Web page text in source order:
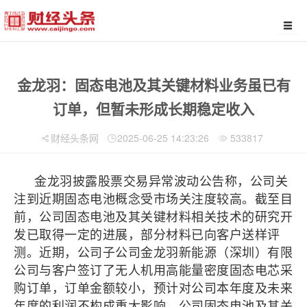
金龙羽：固态电池及其关键材料业务虽已有
订单，但暂未形成长期稳定收入
财经头条网 2025-06-25 14:23:26 533817
金龙羽披露股票交易异常波动公告称，公司关
注到近期固态电池概念受市场关注度较高。截至目
前，公司固态电池及其关键材料相关技术的研究开
发已取得一定的进展，部分材料已向客户送样评
测。近期，公司子公司金龙羽新能源（深圳）有限
公司与客户签订了无人机用高能量密度固态电芯采
购订单，订单金额较小，预计对公司本年度及未来